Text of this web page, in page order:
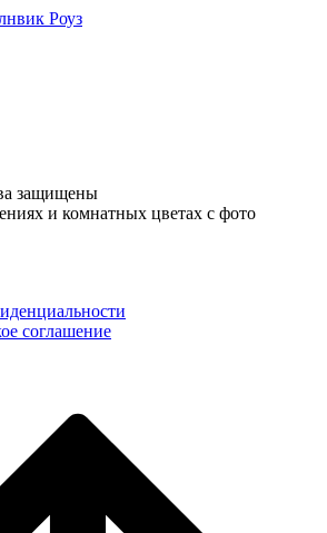
Роуз
защищены
и комнатных цветах с фото
соглашение